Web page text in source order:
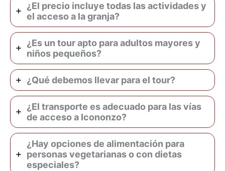
¿El precio incluye todas las actividades y
el acceso a la granja?
¿Es un tour apto para adultos mayores y
niños pequeños?
¿Qué debemos llevar para el tour?
¿El transporte es adecuado para las vías
de acceso a Icononzo?
¿Hay opciones de alimentación para
personas vegetarianas o con dietas
especiales?